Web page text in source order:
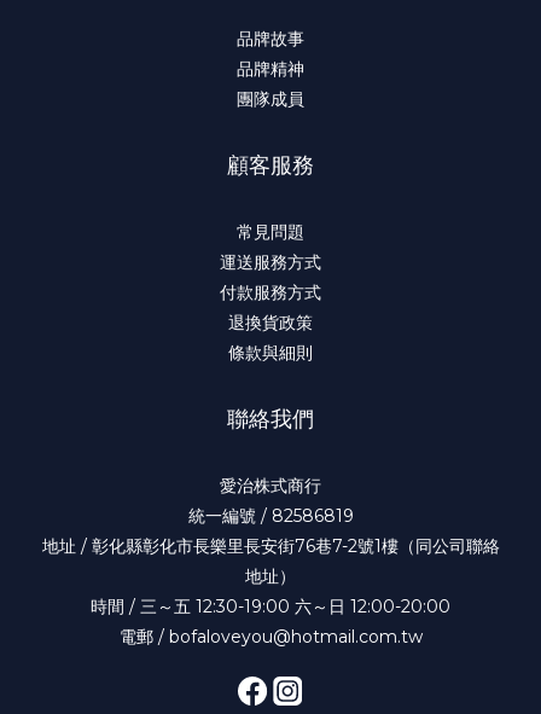
品牌故事
品牌精神
團隊成員
顧客服務
常見問題
運送服務方式
付款服務方式
退換貨政策
條款與細則
聯絡我們
愛治株式商行
統一編號 / 82586819
地址 / 彰化縣彰化市長樂里長安街76巷7-2號1樓（同公司聯絡
地址）
時間 / 三～五 12:30-19:00 六～日 12:00-20:00
電郵 / bofaloveyou@hotmail.com.tw